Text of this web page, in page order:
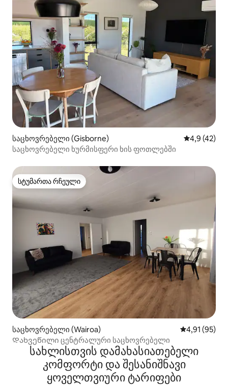
საცხოვრებელი (Gisborne) საშუალო
4,9 (42)
საცხოვრებელი ხურმისფერი ხის ფოთლებში
სტუმართა რჩეული
სტუმართა რჩეული
საცხოვრებელი (Wairoa) საშუალო
4,91 (95)
Დახვეწილი ცენტრალური საცხოვრებელი
სახლისთვის დამახასიათებელი
კომფორტი და შესანიშნავი
ყოველთვიური ტარიფები